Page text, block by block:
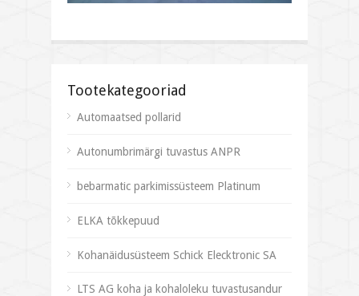
Tootekategooriad
Automaatsed pollarid
Autonumbrimärgi tuvastus ANPR
bebarmatic parkimissüsteem Platinum
ELKA tõkkepuud
Kohanäidusüsteem Schick Elecktronic SA
LTS AG koha ja kohaloleku tuvastusandur